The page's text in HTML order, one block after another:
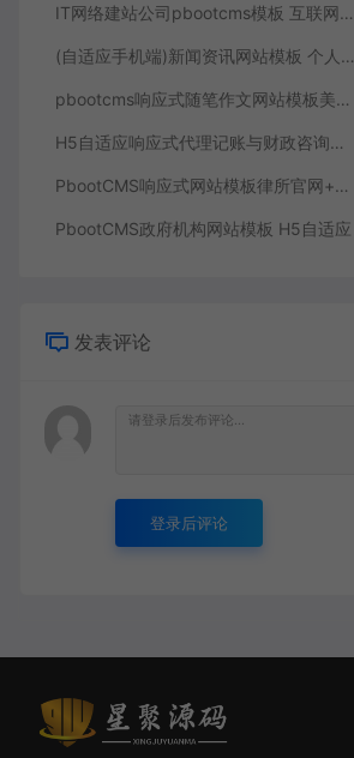
IT网络建站公司pbootcms模板 互联网营销企业网站源码（自适应手机端）
(自适应手机端)新闻资讯网站模板 个人博客网站源码下载 – 带评论
pbootcms响应式随笔作文网站模板美文范文经典语句典故唯美古诗词文案文章文字文学素材网站源码
H5自适应响应式代理记账与财政咨询服务类PbootCMS网站模板 – HTML5财务会计类网站源码下载
PbootCMS响应式网站模板律所官网+在线咨询系统案件管理模块集成多端适配源码下载
PbootCMS政府机构网站模板 H5自适应
发表评论
登录后评论